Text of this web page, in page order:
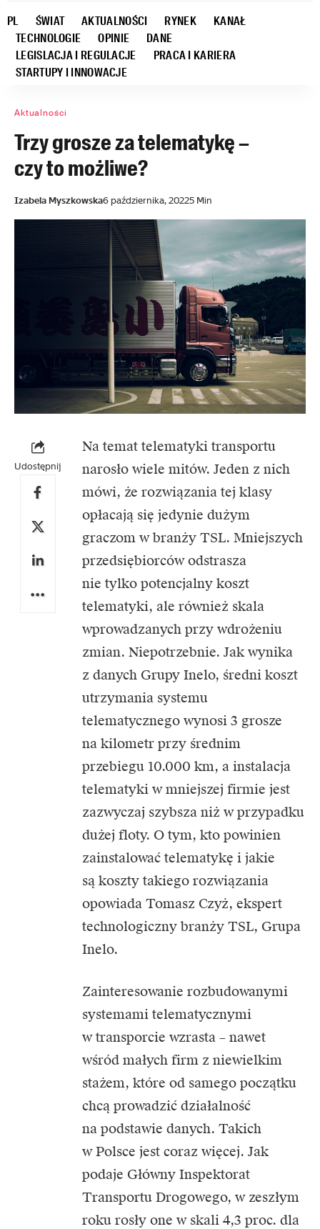
PL ŚWIAT AKTUALNOŚCI RYNEK
KANAŁ
TECHNOLOGIE
OPINIE
DANE
LEGISLACJA I REGULACJE
PRACA I KARIERA
STARTUPY I INNOWACJE
Aktualności
Trzy grosze za telematykę –
czy to możliwe?
Izabela Myszkowska6 października, 20225 Min
Udostępnij
Na temat telematyki transportu
narosło wiele mitów. Jeden z nich
mówi, że rozwiązania tej klasy
opłacają się jedynie dużym
graczom w branży TSL. Mniejszych
przedsiębiorców odstrasza
nie tylko potencjalny koszt
telematyki, ale również skala
wprowadzanych przy wdrożeniu
zmian. Niepotrzebnie. Jak wynika
z danych Grupy Inelo, średni koszt
utrzymania systemu
telematycznego wynosi 3 grosze
na kilometr przy średnim
przebiegu 10.000 km, a instalacja
telematyki w mniejszej firmie jest
zazwyczaj szybsza niż w przypadku
dużej floty. O tym, kto powinien
zainstalować telematykę i jakie
są koszty takiego rozwiązania
opowiada Tomasz Czyż, ekspert
technologiczny branży TSL, Grupa
Inelo.
Zainteresowanie rozbudowanymi
systemami telematycznymi
w transporcie wzrasta – nawet
wśród małych firm z niewielkim
stażem, które od samego początku
chcą prowadzić działalność
na podstawie danych. Takich
w Polsce jest coraz więcej. Jak
podaje Główny Inspektorat
Transportu Drogowego, w zeszłym
roku rosły one w skali 4,3 proc. dla